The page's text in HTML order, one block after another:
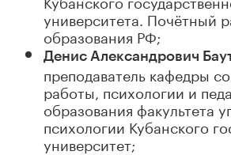
университета. Почётный
образования РФ;
Денис Александрович
преподаватель кафедры
работы, психологии и
образования факультета
психологии Кубанского
университет;